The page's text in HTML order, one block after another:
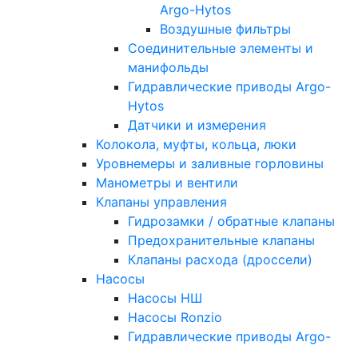
Argo-Hytos
Воздушные фильтры
Соединительные элементы и
манифольды
Гидравлические приводы Argo-
Hytos
Датчики и измерения
Колокола, муфты, кольца, люки
Уровнемеры и заливные горловины
Манометры и вентили
Клапаны управления
Гидрозамки / обратные клапаны
Предохранительные клапаны
Клапаны расхода (дроссели)
Насосы
Насосы НШ
Насосы Ronzio
Гидравлические приводы Argo-